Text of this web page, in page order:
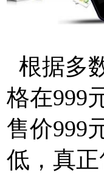
根据多
格在999
售价999
低，真